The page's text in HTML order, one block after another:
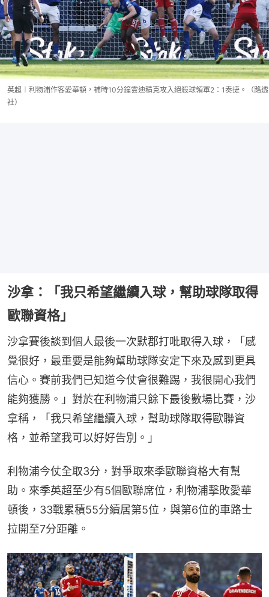
英超︱利物浦作客愛華頓，補時10分鐘雲迪積克攻入絕殺球領軍2：1奏捷。（路透
社）
沙拿：「我只希望繼續入球，幫助球隊取得
歐聯資格」
沙拿賽後談到個人最後一次默郡打吡取得入球，「感
覺很好，最重要是能夠幫助球隊安定下來及感到更具
信心。賽前我們已知道今仗會很難踢，我很開心我們
能夠獲勝。」對於在利物浦只餘下最後數場比賽，沙
拿稱，「我只希望繼續入球，幫助球隊取得歐聯資
格，並希望我可以好好告別。」
利物浦今仗全取3分，對爭取來季歐聯資格大有幫
助。來季英超至少有5個歐聯席位，利物浦擊敗愛華
頓後，33戰累積55分續居第5位，與第6位的車路士
拉開至7分距離。